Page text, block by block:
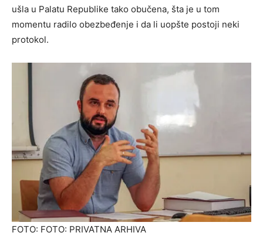
ušla u Palatu Republike tako obučena, šta je u tom
momentu radilo obezbeđenje i da li uopšte postoji neki
protokol.
FOTO: FOTO: PRIVATNA ARHIVA